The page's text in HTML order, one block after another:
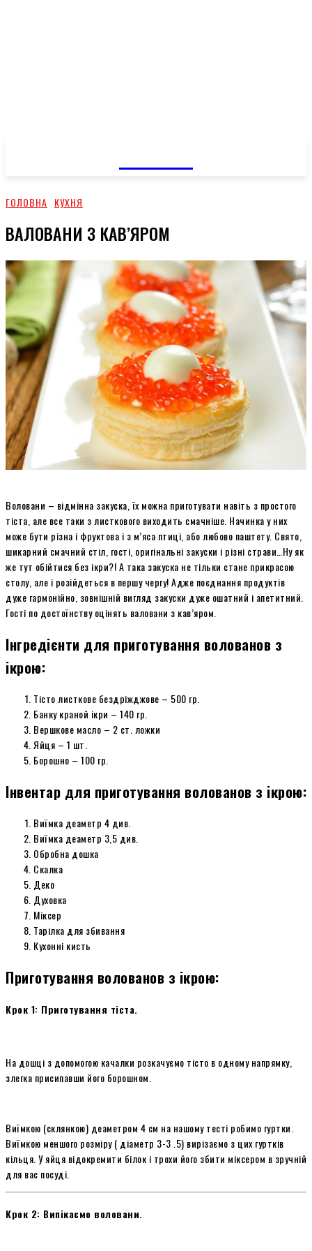
ГОЛОВНА КУХНЯ
ВАЛОВАНИ З КАВ’ЯРОМ
Воловани – відмінна закуска, їх можна приготувати навіть з простого
тіста, але все таки з листкового виходить смачніше. Начинка у них
може бути різна і фруктова і з м’яса птиці, або любово паштету. Свято,
шикарний смачний стіл, гості, оригінальні закуски і різні страви…Ну як
же тут обійтися без ікри?! А така закуска не тільки стане прикрасою
столу, але і розійдеться в першу чергу! Адже поєднання продуктів
дуже гармонійно, зовнішній вигляд закуски дуже ошатний і апетитний.
Гості по достоїнству оцінять валовани з кав’яром.
Інгредієнти для приготування волованов з
ікрою:
Тісто листкове бездріжджове – 500 гр.
Банку краной ікри – 140 гр.
Вершкове масло – 2 ст. ложки
Яйця – 1 шт.
Борошно – 100 гр.
Інвентар для приготування волованов з ікрою:
Виїмка деаметр 4 див.
Виїмка деаметр 3,5 див.
Обробна дошка
Скалка
Деко
Духовка
Міксер
Тарілка для збивання
Кухонні кисть
Приготування волованов з ікрою:
Крок 1: Приготування тіста.
На дошці з допомогою качалки розкачуємо тісто в одному напрямку,
злегка присипавши його борошном.
Виїмкою (склянкою) деаметром 4 см на нашому тесті робимо гуртки.
Виїмкою меншого розміру ( діаметр 3-3 .5) вирізаємо з цих гуртків
кільця. У яйця відокремити білок і трохи його збити міксером в зручній
для вас посуді.
Крок 2: Випікаємо воловани.